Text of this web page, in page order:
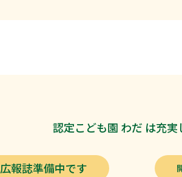
認定こども園 わだ は充実
広報誌準備中です